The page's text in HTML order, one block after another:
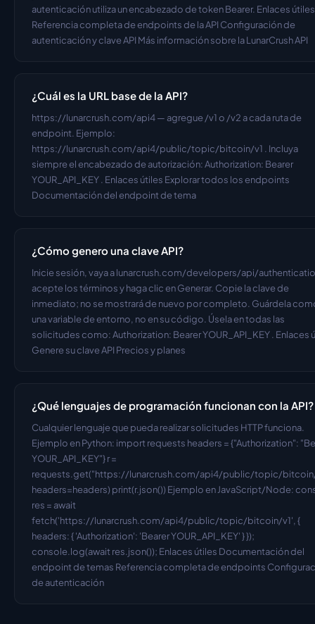
autenticación utiliza un encabezado de token Bearer. Enlaces útiles
Referencia completa de endpoints de la API Configuración de
autenticación y clave API Más información sobre la LunarCrush API
¿Cuál es la URL base de la API?
https://lunarcrush.com/api4 — agregue /v1 o /v2 a cada ruta de
endpoint. Ejemplo:
https://lunarcrush.com/api4/public/topic/bitcoin/v1 . Incluya
siempre el encabezado de autorización: Authorization: Bearer
YOUR_API_KEY . Enlaces útiles Explorar todos los endpoints
Documentación del endpoint de tema
¿Cómo genero una clave API?
Inicie sesión, vaya a lunarcrush.com/developers/api/
acepte los términos y haga clic en Generar. Copie la clave de
inmediato; no se mostrará de nuevo por completo. Guárdela
una variable de entorno, no en su código. Úsela en todas las
solicitudes como: Authorization: Bearer YOUR_API_KEY . Enlaces
Genere su clave API Precios y planes
¿Qué lenguajes de programación funcionan con la API?
Cualquier lenguaje que pueda realizar solicitudes HTTP funciona.
Ejemplo en Python: import requests headers = {"Authorization":
YOUR_API_KEY"} r =
requests.get("https://lunarcrush.com/api4/public/topic/
headers=headers) print(r.json()) Ejemplo en JavaScript/Node:
res = await
fetch('https://lunarcrush.com/api4/public/topic/bitcoin/v1', {
headers: { 'Authorization': 'Bearer YOUR_API_KEY' } });
console.log(await res.json()); Enlaces útiles Documentación del
endpoint de temas Referencia completa de endpoints
de autenticación